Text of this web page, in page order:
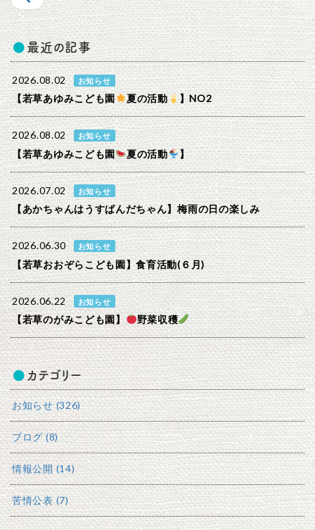
最近の記事
2026.08.02 お知らせ
【若草あゆみこども園 夏の活動 】NO2
2026.08.02 お知らせ
【若草あゆみこども園 夏の活動 】
2026.07.02 お知らせ
【あかちゃんはうすぱんだちゃん】梅雨の日の楽しみ
2026.06.30 お知らせ
【若草おおぞらこども園】食育活動(６月)
2026.06.22 お知らせ
【若草のがみこども園】 野菜収穫
カテゴリー
お知らせ (326)
ブログ (8)
情報公開 (14)
苦情公表 (7)